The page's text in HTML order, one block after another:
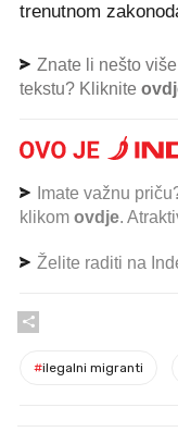
trenutnom
Znate li nešto
tekstu? Kliknite
Imate važnu
klikom ovdje.
Želite raditi na
#ilegalni migranti